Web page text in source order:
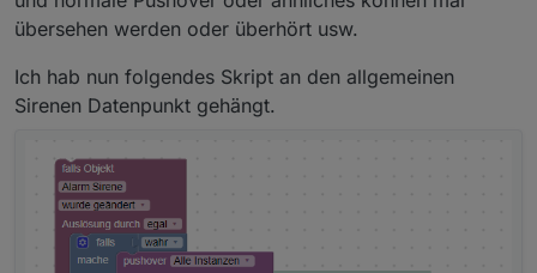
übersehen werden oder überhört usw.
Ich hab nun folgendes Skript an den allgemeinen
Sirenen Datenpunkt gehängt.